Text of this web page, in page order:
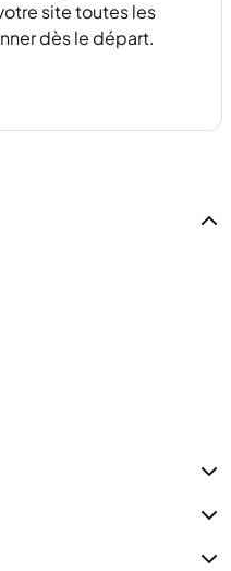
site toutes les
dès le départ.